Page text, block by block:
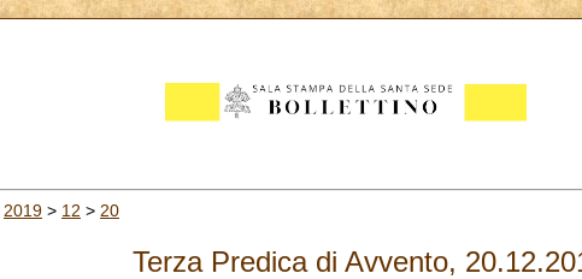
2019 > 12 > 20
Terza Predica di Avvento,